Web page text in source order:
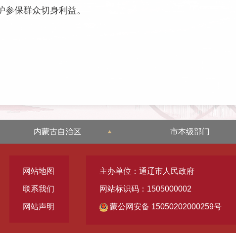
保群众切身利益。
内蒙古自治区 市本级部门
网站地图
联系我们
网站声明
主办单位：通辽市人民政府
网站标识码：1505000002
蒙公网安备 15050202000259号